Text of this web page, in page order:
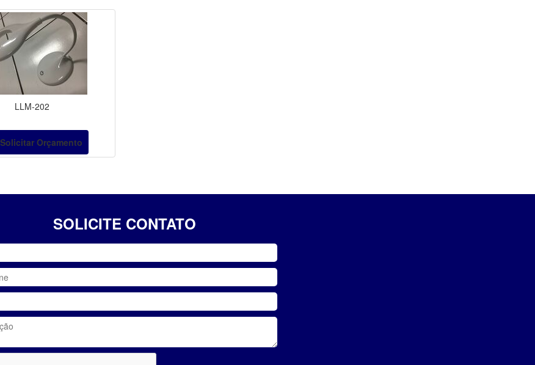
LLM-202
Solicitar Orçamento
SOLICITE CONTATO